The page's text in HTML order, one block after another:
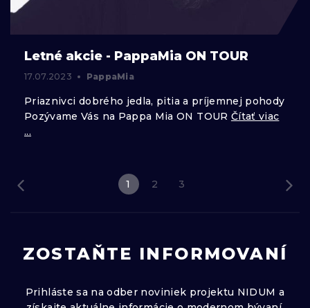
Letné akcie - PappaMia ON TOUR
17.07.2023 PappaMia
Priaznivci dobrého jedla, pitia a príjemnej pohody
Pozývame Vás na Pappa Mia ON TOUR Čítať viac
...
1 2 3
ZOSTAŇTE INFORMOVANÍ
Prihláste sa na odber noviniek projektu NIDUM a